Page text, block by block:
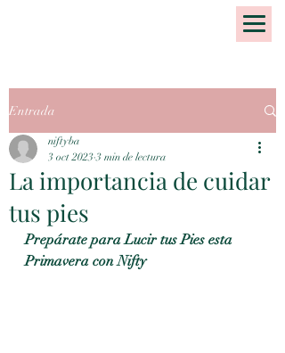
Entrada
La importancia de cuidar
tus pies
niftyba
3 oct 2023 3 min de lectura
Prepárate para Lucir tus Pies esta
Primavera con Nifty